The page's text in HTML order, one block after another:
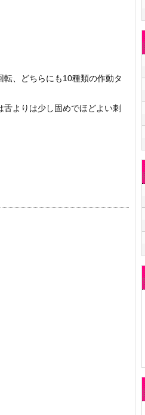
、どちらにも10種類の作動タ
よりは少し固めでほどよい刺